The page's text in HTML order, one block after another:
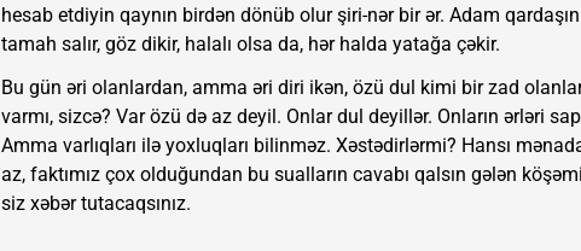
hesab etdiyin qaynın birdən dönüb olur şiri-nər bir ər. Adam
tamah salır, göz dikir, halalı olsa da, hər halda yatağa çəkir.
Bu gün əri olanlardan, amma əri diri ikən, özü dul kimi bir zad
varmı, sizcə? Var özü də az deyil. Onlar dul deyillər. Onların ərləri
Amma varlıqları ilə yoxluqları bilinməz. Xəstədirlərmi? Hansı
az, faktımız çox olduğundan bu sualların cavabı qalsın gələn
siz xəbər tutacaqsınız.